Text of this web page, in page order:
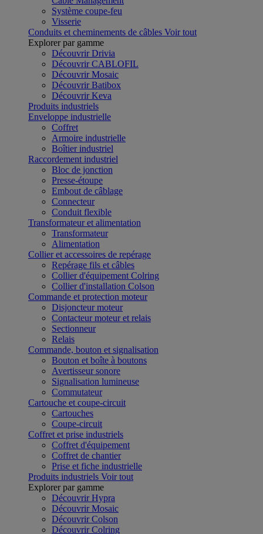
Système coupe-feu
Visserie
Conduits et cheminements de câbles Voir tout
Explorer par gamme
Découvrir Drivia
Découvrir CABLOFIL
Découvrir Mosaic
Découvrir Batibox
Découvrir Keva
Produits industriels
Enveloppe industrielle
Coffret
Armoire industrielle
Boîtier industriel
Raccordement industriel
Bloc de jonction
Presse-étoupe
Embout de câblage
Connecteur
Conduit flexible
Transformateur et alimentation
Transformateur
Alimentation
Collier et accessoires de repérage
Repérage fils et câbles
Collier d'équipement Colring
Collier d'installation Colson
Commande et protection moteur
Disjoncteur moteur
Contacteur moteur et relais
Sectionneur
Relais
Commande, bouton et signalisation
Bouton et boîte à boutons
Avertisseur sonore
Signalisation lumineuse
Commutateur
Cartouche et coupe-circuit
Cartouches
Coupe-circuit
Coffret et prise industriels
Coffret d'équipement
Coffret de chantier
Prise et fiche industrielle
Produits industriels Voir tout
Explorer par gamme
Découvrir Hypra
Découvrir Mosaic
Découvrir Colson
Découvrir Colring